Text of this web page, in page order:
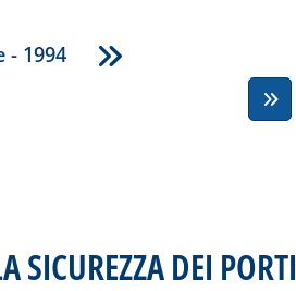
- 1994
SICUREZZA DEI PORTI